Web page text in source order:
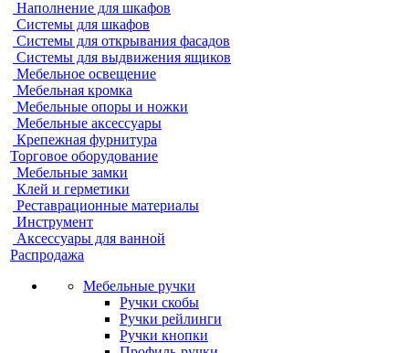
Наполнение для шкафов
Системы для шкафов
Системы для открывания фасадов
Системы для выдвижения ящиков
Мебельное освещение
Мебельная кромка
Мебельные опоры и ножки
Мебельные аксессуары
Крепежная фурнитура
Торговое оборудование
Мебельные замки
Клей и герметики
Реставрационные материалы
Инструмент
Аксессуары для ванной
Распродажа
Мебельные ручки
Ручки скобы
Ручки рейлинги
Ручки кнопки